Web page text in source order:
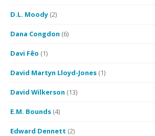
D.L. Moody (2)
Dana Congdon (6)
Davi Fêo (1)
David Martyn Lloyd-Jones (1)
David Wilkerson (13)
E.M. Bounds (4)
Edward Dennett (2)